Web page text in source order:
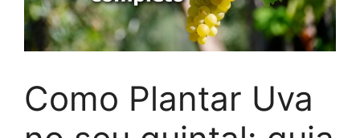
Como Plantar Uva